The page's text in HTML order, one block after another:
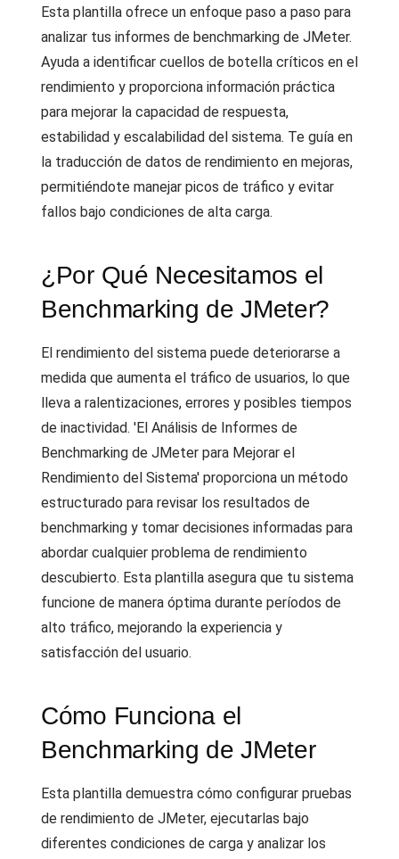
Esta plantilla ofrece un enfoque paso a paso para
analizar tus informes de benchmarking de JMeter.
Ayuda a identificar cuellos de botella críticos en el
rendimiento y proporciona información práctica
para mejorar la capacidad de respuesta,
estabilidad y escalabilidad del sistema. Te guía en
la traducción de datos de rendimiento en mejoras,
permitiéndote manejar picos de tráfico y evitar
fallos bajo condiciones de alta carga.
¿Por Qué Necesitamos el
Benchmarking de JMeter?
El rendimiento del sistema puede deteriorarse a
medida que aumenta el tráfico de usuarios, lo que
lleva a ralentizaciones, errores y posibles tiempos
de inactividad. 'El Análisis de Informes de
Benchmarking de JMeter para Mejorar el
Rendimiento del Sistema' proporciona un método
estructurado para revisar los resultados de
benchmarking y tomar decisiones informadas para
abordar cualquier problema de rendimiento
descubierto. Esta plantilla asegura que tu sistema
funcione de manera óptima durante períodos de
alto tráfico, mejorando la experiencia y
satisfacción del usuario.
Cómo Funciona el
Benchmarking de JMeter
Esta plantilla demuestra cómo configurar pruebas
de rendimiento de JMeter, ejecutarlas bajo
diferentes condiciones de carga y analizar los